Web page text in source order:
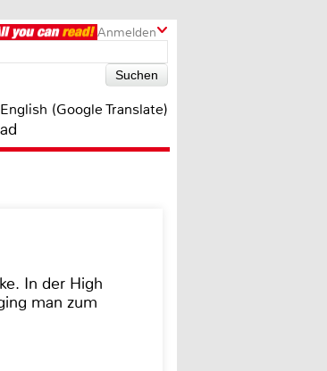
Anmelden
English (Google Translate)
In der High
man zum